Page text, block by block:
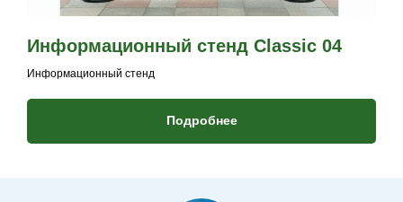
Информационный стенд Classic 04
Информационный стенд
Подробнее